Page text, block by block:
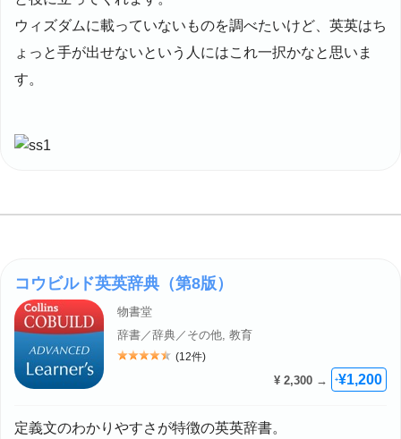
ウィズダムに載っていないものを調べたいけど、英英はち
ょっと手が出せないという人にはこれ一択かなと思いま
す。
コウビルド英英辞典（第8版）
物書堂
辞書／辞典／その他, 教育
評価: 4.5
(12件)
¥ 2,300 → +¥1,200
定義文のわかりやすさが特徴の英英辞書。